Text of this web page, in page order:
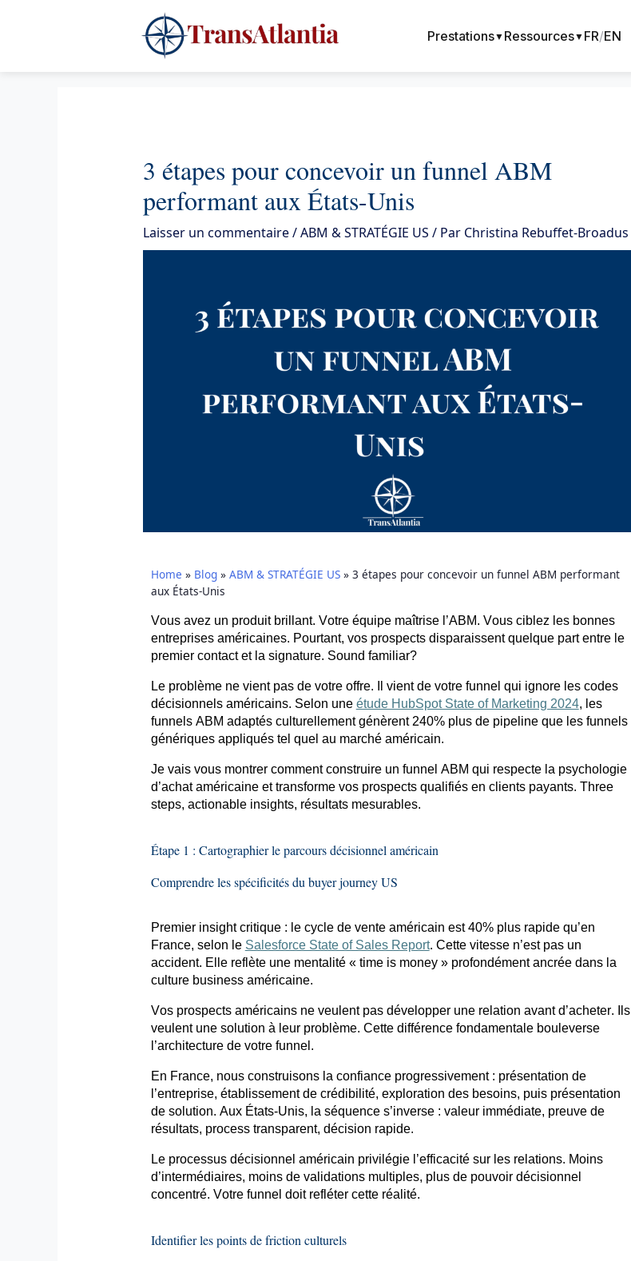
Prestations▼ Ressources▼ FR/EN
3 étapes pour concevoir un funnel ABM
performant aux États-Unis
Laisser un commentaire/ABM & STRATÉGIE US / Par Christina Rebuffet-Broadus
Home » Blog» ABM & STRATÉGIE US» 3 étapes pour concevoir un funnel ABM performant
aux États-Unis
Vous avez un produit brillant. Votre équipe maîtrise l’ABM. Vous ciblez les bonnes
entreprises américaines. Pourtant, vos prospects disparaissent quelque part entre le
premier contact et la signature. Sound familiar?
Le problème ne vient pas de votre offre. Il vient de votre funnel qui ignore les codes
décisionnels américains. Selon une étude HubSpot State of Marketing 2024, les
funnelsABM adaptés culturellement génèrent 240% plus de pipeline que les funnels
génériques appliqués tel quel au marché américain.
Je vais vous montrer comment construire un funnel ABM qui respecte la psychologie
d’achat américaine et transforme vos prospects qualifiés en clients payants. Three
steps, actionableinsights, résultats mesurables.
Étape 1 : Cartographier le parcours décisionnel américain
Comprendre les spécificités du buyer journeyUS
Premier insight critique : le cycle de vente américain est 40% plus rapide qu’en
France, selon le Salesforce State of Sales Report. Cette vitesse n’est pas un
accident. Elle reflète une mentalité « time ismoney » profondément ancrée dans la
culture business américaine.
Vos prospects américains ne veulent pas développer une relation avant d’acheter. Ils
veulent une solution à leur problème. Cette différence fondamentale bouleverse
l’architecture de votre funnel .
En France, nous construisons la confiance progressivement : présentation de
l’entreprise, établissement de crédibilité, exploration des besoins, puis présentation
de solution. Aux États-Unis, la séquence s’inverse : valeur immédiate, preuve de
résultats, process transparent, décision rapide.
Le processus décisionnel américain privilégie l’efficacité sur les relations. Moins
d’intermédiaires, moins de validations multiples, plus de pouvoir décisionnel
concentré. Votre funnel doit refléter cette réalité.
Identifier les points de friction culturels